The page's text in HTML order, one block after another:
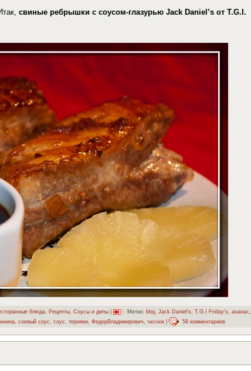
свиные ребрышки с соусом-глазурью Jack Daniel’s от T.G.I.
блюда, Рецепты, Соусы и дипы Метки: bbq, Jack Daniel's, T.G.I Friday's, ананас,
соевый соус соус терияки ФедорВладимирович чеснок 58 комментариев